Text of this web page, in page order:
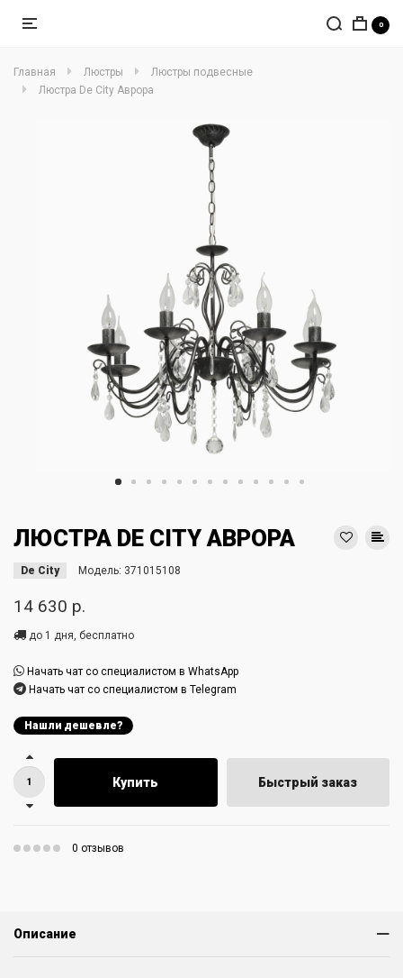
0
Главная Люстры
Люстры подвесные
Люстра De City Аврора
ЛЮСТРА DE CITY АВРОРА
De City Модель: 371015108
14 630 р.
до 1 дня, бесплатно
Начать чат со специалистом в WhatsApp
Начать чат со специалистом в Telegram
Нашли дешевле?
Купить Быстрый заказ
0 отзывов
Описание